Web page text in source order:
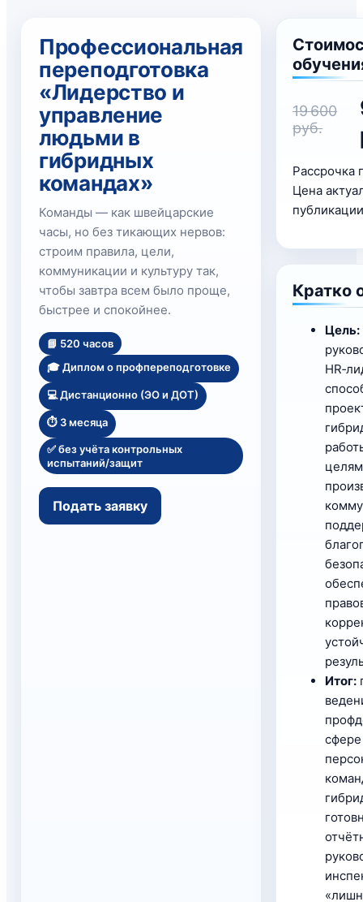
Профессиональная
переподготовка
«Лидерство и
управление
людьми в
гибридных
командах»
Команды — как швейцарские
часы, но без тикающих нервов:
строим правила, цели,
коммуникации и культуру так,
чтобы завтра всем было проще,
быстрее и спокойнее.
📘 520 часов
🎓 Диплом о профпереподготовке
💻 Дистанционно (ЭО и ДОТ)
⏱️ 3 месяца
✅ без учёта контрольных
испытаний/защит
Подать заявку
19 600
руб.
Рассрочка
Цена
Кратко
Цель:
Итог: